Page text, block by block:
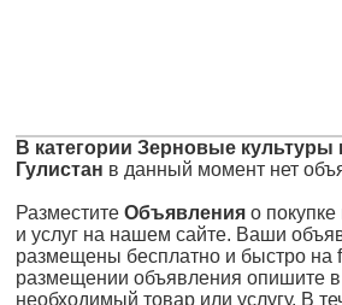
В категории Зерновые культуры
Гулистан в данный момент нет
Разместите Объявления о
и услуг на нашем сайте. Ваши
размещены бесплатно и быстро на
размещении объявления опишите в
необходимый товар или услугу. В